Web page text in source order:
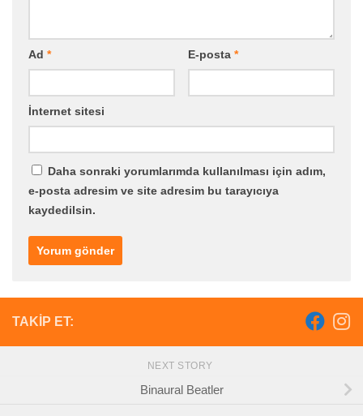
Ad * E-posta *
İnternet sitesi
Daha sonraki yorumlarımda kullanılması için adım,
e-posta adresim ve site adresim bu tarayıcıya
kaydedilsin.
TAKIP ET:
NEXT STORY
Binaural Beatler